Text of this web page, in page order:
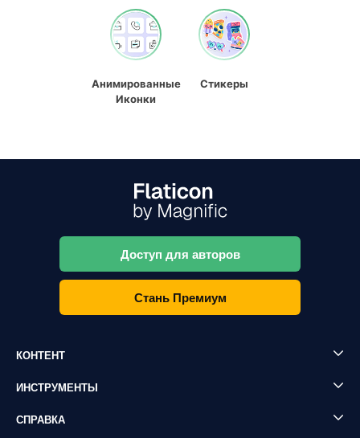
Анимированные
Иконки
Стикеры
Доступ для авторов
Стань Премиум
КОНТЕНТ
ИНСТРУМЕНТЫ
СПРАВКА